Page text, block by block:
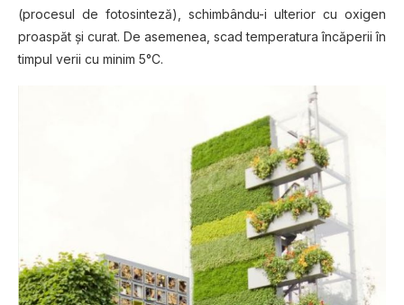
(procesul de fotosinteză), schimbându-i ulterior cu oxigen
proaspăt şi curat. De asemenea, scad temperatura încăperii în
timpul verii cu minim 5°C.